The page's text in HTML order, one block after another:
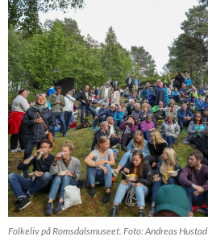
Folkeliv på Romsdalsmuseet. Foto: Andreas Hustad